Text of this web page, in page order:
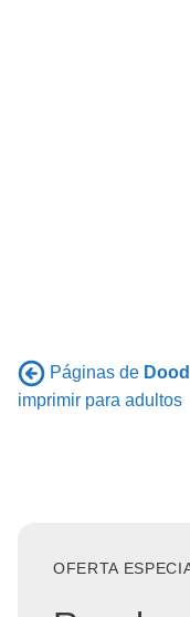
Páginas de
imprimir para adultos
OFERTA